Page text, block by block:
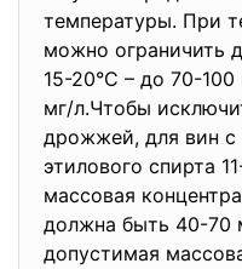
температуры. При
можно ограничить
15-20°С – до 70-
мг/л.Чтобы
дрожжей, для вин с
этилового спирта
массовая
должна быть 40-70
допустимая